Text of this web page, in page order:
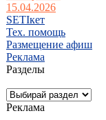
15.04.2026
SETIкет
Тех. помощь
Размещение афиш
Реклама
Разделы
Реклама